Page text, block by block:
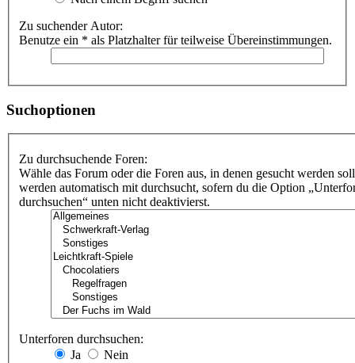
Zu suchender Autor:
Benutze ein * als Platzhalter für teilweise Übereinstimmungen.
Suchoptionen
Zu durchsuchende Foren:
Wähle das Forum oder die Foren aus, in denen gesucht werden
werden automatisch mit durchsucht, sofern du die Option
durchsuchen“ unten nicht deaktivierst.
Unterforen durchsuchen:
Ja
Nein